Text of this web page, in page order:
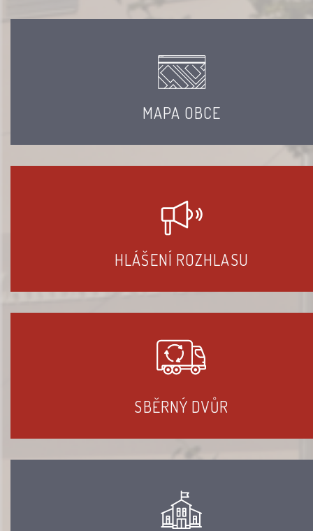
MAPA OBCE
HLÁŠENÍ ROZHLASU
SBĚRNÝ DVŮR